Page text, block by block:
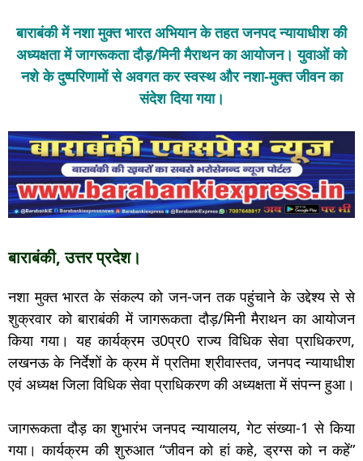
बाराबंकी में नशा मुक्त भारत अभियान के तहत जनपद न्यायाधीश की
अध्यक्षता में जागरूकता दौड़/मिनी मैराथन का आयोजन। युवाओं को
नशे के दुष्परिणामों से अवगत कर स्वस्थ और नशा-मुक्त जीवन का
संदेश दिया गया।
बाराबंकी, उत्तर प्रदेश।
नशा मुक्त भारत के संकल्प को जन-जन तक पहुंचाने के उद्देश्य से से
शुक्रवार को बाराबंकी में जागरूकता दौड़/मिनी मैराथन का आयोजन
किया गया। यह कार्यक्रम उ0प्र0 राज्य विधिक सेवा प्राधिकरण,
लखनऊ के निर्देशों के क्रम में प्रतिमा श्रीवास्तव, जनपद न्यायाधीश
एवं अध्यक्ष जिला विधिक सेवा प्राधिकरण की अध्यक्षता में संपन्न हुआ।
जागरूकता दौड़ का शुभारंभ जनपद न्यायालय, गेट संख्या-1 से किया
गया। कार्यक्रम की शुरुआत “जीवन को हां कहे, ड्रग्स को न कहें”